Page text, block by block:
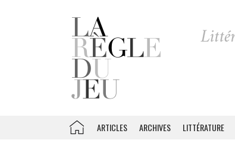
ARTICLES ARCHIVES LITTÉRATURE